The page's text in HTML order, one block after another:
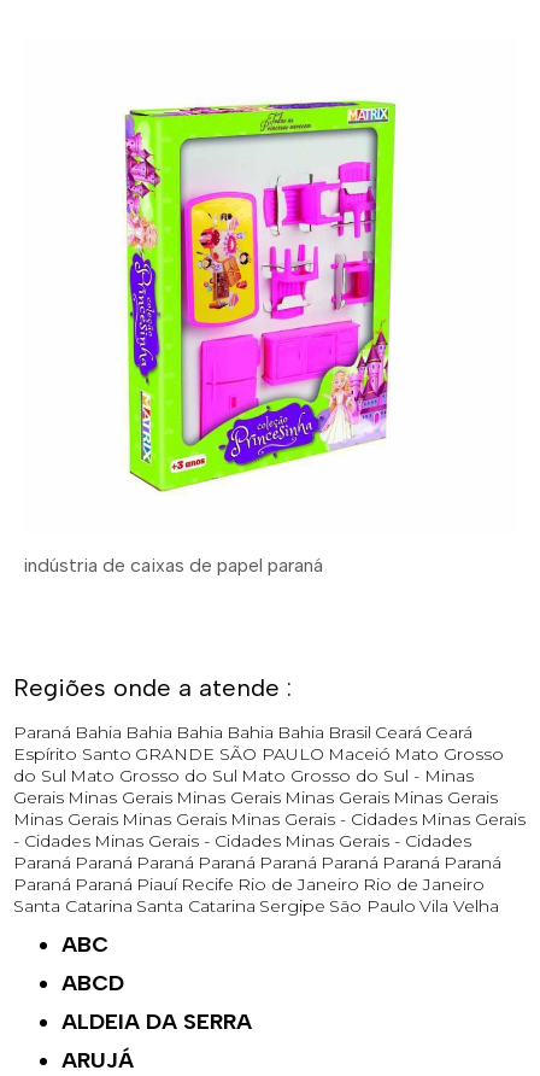
indústria de caixas de papel paraná
Regiões onde a atende :
Paraná Bahia Bahia Bahia Bahia Bahia Brasil Ceará Ceará
Espírito Santo GRANDE SÃO PAULO Maceió Mato Grosso
do Sul Mato Grosso do Sul Mato Grosso do Sul - Minas
Gerais Minas Gerais Minas Gerais Minas Gerais Minas Gerais
Minas Gerais Minas Gerais Minas Gerais - Cidades Minas Gerais
- Cidades Minas Gerais - Cidades Minas Gerais - Cidades
Paraná Paraná Paraná Paraná Paraná Paraná Paraná Paraná
Paraná Paraná Piauí Recife Rio de Janeiro Rio de Janeiro
Santa Catarina Santa Catarina Sergipe São Paulo Vila Velha
ABC
ABCD
ALDEIA DA SERRA
ARUJÁ